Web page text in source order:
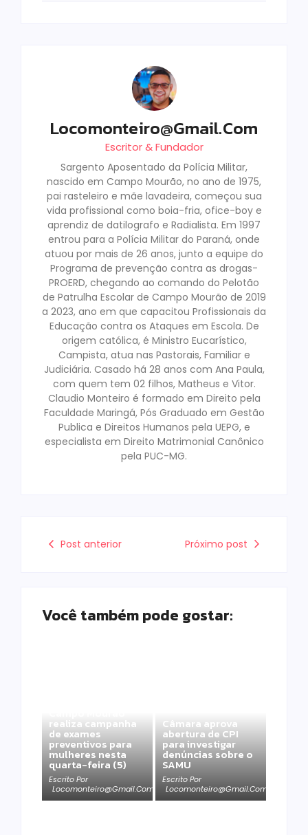
Locomonteiro@gmail.com
Escritor & Fundador
Sargento Aposentado da Polícia Militar,
nascido em Campo Mourão, no ano de 1975,
pai rasteleiro e mãe lavadeira, começou sua
vida profissional como boia-fria, ofice-boy e
aprendiz de datilografo e Radialista. Em 1997
entrou para a Polícia Militar do Paraná, onde
atuou por mais de 26 anos, junto a equipe do
Programa de prevenção contra as drogas-
PROERD, chegando ao comando do Pelotão
de Patrulha Escolar de Campo Mourão de 2019
a 2023, ano em que capacitou Profissionais da
Educação contra os Ataques em Escola. De
origem católica, é Ministro Eucarístico,
Campista, atua nas Pastorais, Familiar e
Judiciária. Casado há 28 anos com Ana Paula,
com quem tem 02 filhos, Matheus e Vitor.
Claudio Monteiro é formado em Direito pela
Faculdade Maringá, Pós Graduado em Gestão
Publica e Direitos Humanos pela UEPG, e
especialista em Direito Matrimonial Canônico
pela PUC-MG.
Post anterior Próximo post
Você também pode gostar:
realiza campanha
de exames
preventivos para
mulheres nesta
quarta-feira (5)
Escrito Por
Locomonteiro@gmail.com
Câmara aprova
abertura de CPI
para investigar
denúncias sobre o
SAMU
Escrito Por
Locomonteiro@gmail.com